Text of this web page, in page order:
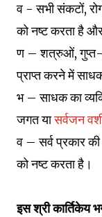
व - सभी संकटों,
को नष्ट करता है
ण – शत्रुओं, गुप्त-
प्राप्त करने में
भ – साधक का
जगत यासर्वजन
व – सर्व प्रकार
को नष्ट करता है।
इस श्री कार्तिकेय